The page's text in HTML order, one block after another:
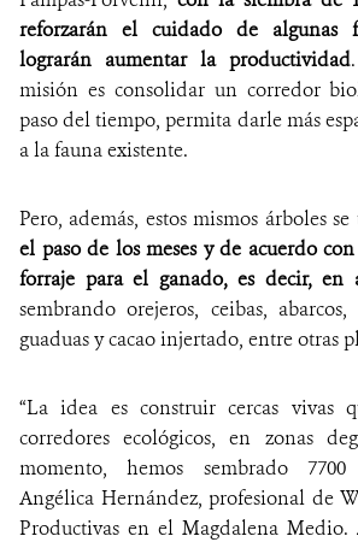
reforzarán el cuidado de algunas
lograrán aumentar la productividad
misión es consolidar un corredor
paso del tiempo, permita darle más
a la fauna existente.
Pero, además, estos mismos árboles
el paso de los meses y de acuerdo
forraje para el ganado, es decir, en
sembrando orejeros, ceibas, abarcos,
guaduas y cacao injertado, entre otras
“La idea es construir cercas vivas
corredores ecológicos, en zonas
momento, hemos sembrado 7700
Angélica Hernández, profesional de
Productivas en el Magdalena Medio.